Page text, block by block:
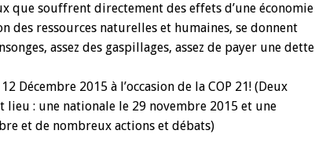
que souffrent directement des effets d’une économie
des ressources naturelles et humaines, se donnent
assez des gaspillages, assez de payer une dette
Décembre 2015 à l’occasion de la COP 21! (Deux
lieu : une nationale le 29 novembre 2015 et une
et de nombreux actions et débats)